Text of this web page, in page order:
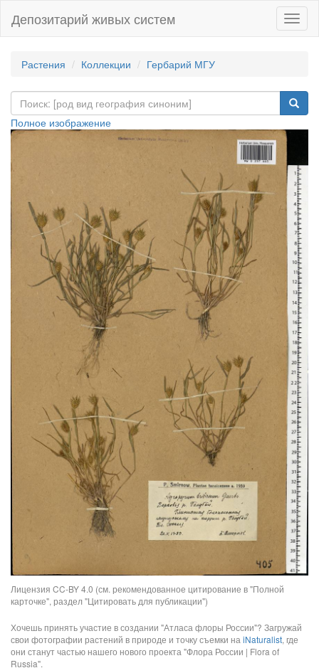
Депозитарий живых систем
Растения Коллекции Гербарий МГУ
Полное изображение
Лицензия CC-BY 4.0 (см. рекомендованное цитирование в "Полной
карточке", раздел "Цитировать для публикации")
Хочешь принять участие в создании "Атласа флоры России"? Загружай
свои фотографии растений в природе и точку съемки на iNaturalist, где
они станут частью нашего нового проекта "Флора России | Flora of
Russia".